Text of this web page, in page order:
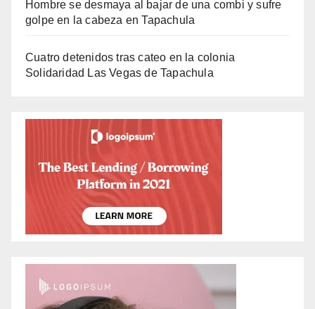
Hombre se desmaya al bajar de una combi y sufre
golpe en la cabeza en Tapachula
Cuatro detenidos tras cateo en la colonia
Solidaridad Las Vegas de Tapachula